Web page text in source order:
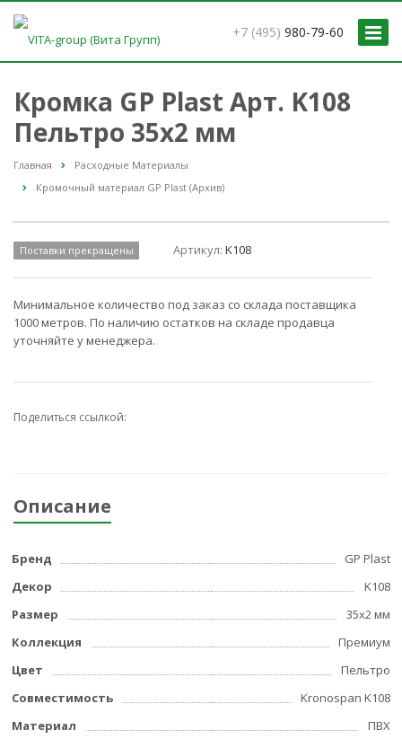
+7 (495) 980-79-60
Кромка GP Plast Арт. K108
Пельтро 35x2 мм
Главная
Расходные Материалы
Кромочный материал GP Plast (Архив)
Поставки прекращены Артикул:K108
Минимальное количество под заказ со склада поставщика
1000 метров. По наличию остатков на складе продавца
уточняйте у менеджера.
Поделиться ссылкой:
Описание
Бренд
GP Plast
Декор
K108
Размер
35x2 мм
Коллекция
Премиум
Цвет
Пельтро
Совместимость
Kronospan K108
Материал
ПВХ